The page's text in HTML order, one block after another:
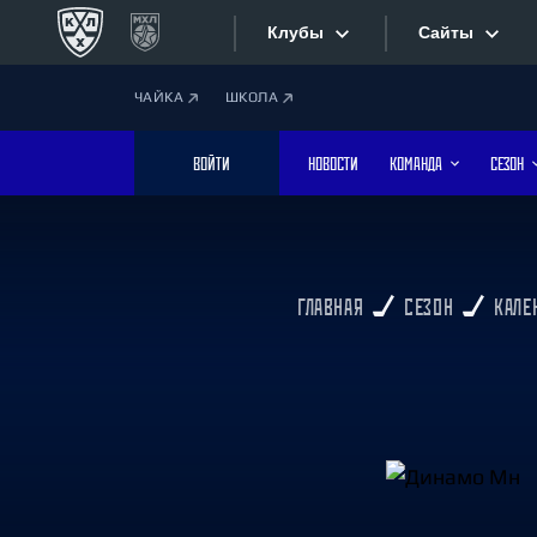
Клубы
Дивизион Боброва
Лада
Динамо Мн
Сайты
ЧАЙКА ШКОЛА
ВОЙТИ НОВОСТИ КОМАНДА СЕЗОН
ГЛАВНАЯ СЕЗОН